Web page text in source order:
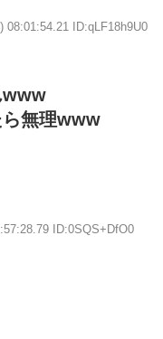
08:01:54.21 ID:qLF18h9U0
www
ら無理www
ID:0SQS+DfO0